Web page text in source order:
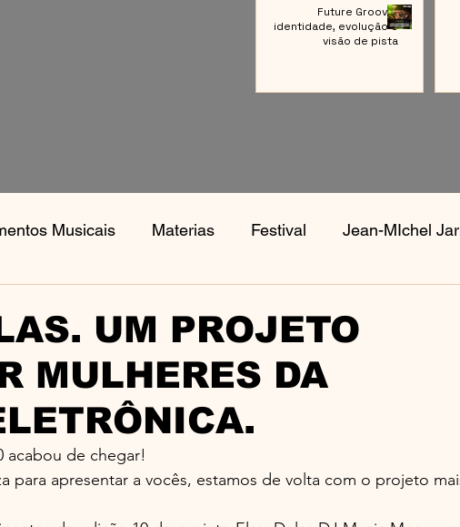
Musicais Materias Festival Jean-MIchel
UM PROJETO
MULHERES DA
acabou de chegar!
para apresentar a vocês, estamos de volta com o projeto
Future Groove:
identidade, evolução e
visão de pista